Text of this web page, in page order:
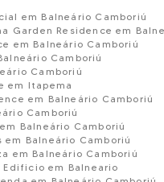
em Balneário Camboriú
Garden Residence em
em Balneário Camboriú
Camboriú
Camboriú
em Itapema
em Balneário Camboriú
Camboriú
Balneário Camboriú
Balneário Camboriú
em Balneário Camboriú
Edificio em Balneario